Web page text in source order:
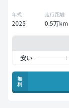
年式
2025
走行距離
0.5万km
無
料